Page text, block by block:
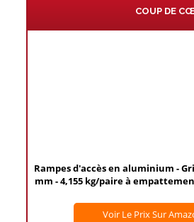
COUP DE
Rampes d'accès en aluminium -
mm - 4,155 kg/paire à
Voir Le Prix Sur